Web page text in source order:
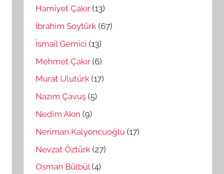
Hamiyet Çakır (13)
İbrahim Soytürk (67)
İsmail Gemici (13)
Mehmet Çakır (6)
Murat Ulutürk (17)
Nazım Çavuş (5)
Nedim Akın (9)
Neriman Kalyoncuoğlu (17)
Nevzat Öztürk (27)
Osman Bülbül(4)